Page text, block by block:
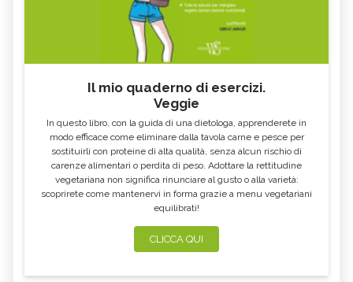
Il mio quaderno di esercizi.
Veggie
In questo libro, con la guida di una dietologa, apprenderete in
modo efficace come eliminare dalla tavola carne e pesce per
sostituirli con proteine di alta qualità, senza alcun rischio di
carenze alimentari o perdita di peso. Adottare la rettitudine
vegetariana non significa rinunciare al gusto o alla varietà:
scoprirete come mantenervi in forma grazie a menu vegetariani
equilibrati!
CLICCA QUI